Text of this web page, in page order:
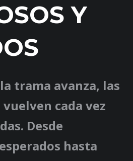
Y
trama avanza, las
cada vez
Desde
hasta